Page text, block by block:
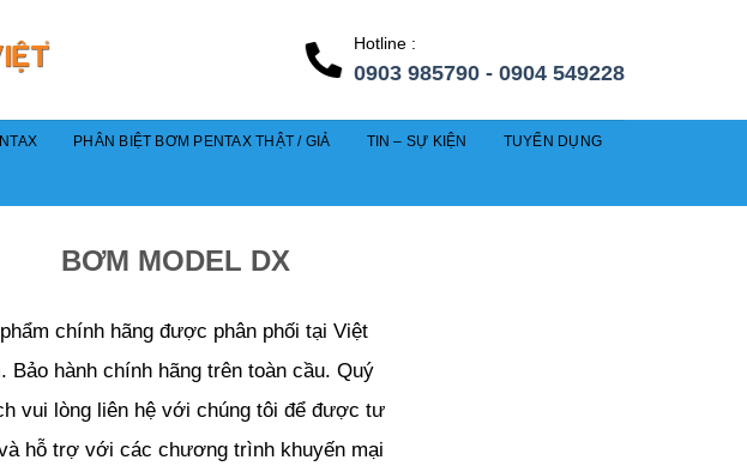
Hotline :
0903 985790 - 0904 549228
PHÂN BIỆT BƠM PENTAX THẬT / GIẢ TIN – SỰ KIỆN TUYỂN DỤNG
BƠM MODEL DX
chính hãng được phân phối tại Việt
Bảo hành chính hãng trên toàn cầu. Quý
vui lòng liên hệ với chúng tôi để được tư
hỗ trợ với các chương trình khuyến mại